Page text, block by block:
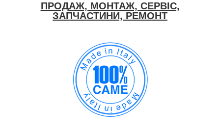
ПРОДАЖ, МОНТАЖ, СЕРВІС,
ЗАПЧАСТИНИ, РЕМОНТ